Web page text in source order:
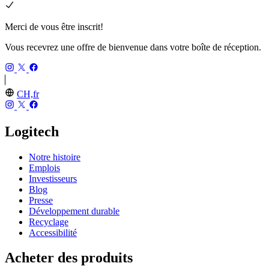
Merci de vous être inscrit!
Vous recevrez une offre de bienvenue dans votre boîte de réception.
CH,fr
Logitech
Notre histoire
Emplois
Investisseurs
Blog
Presse
Développement durable
Recyclage
Accessibilité
Acheter des produits